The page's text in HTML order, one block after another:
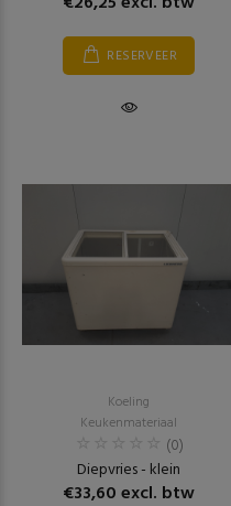
RESERVEER
Koeling
Keukenmateriaal
(0)
Diepvries - klein
€33,60 excl. btw